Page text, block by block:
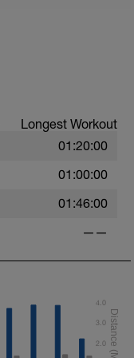
Longest Workout
01:20:00
01:00:00
01:46:00
——
2.0
3.0
4.0